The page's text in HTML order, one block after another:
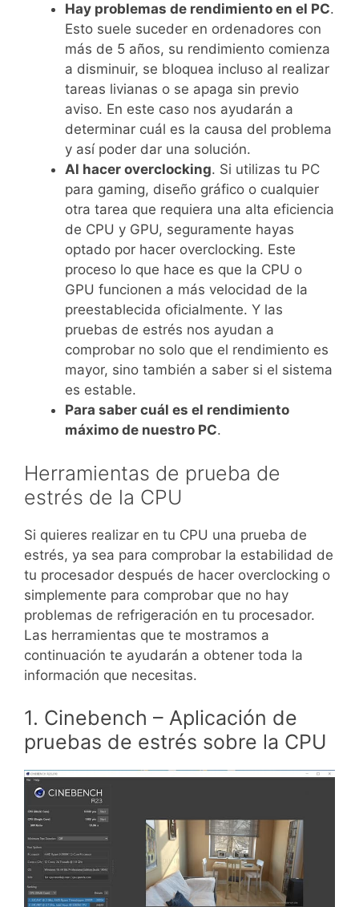
Hay problemas de rendimiento en el PC.
Esto suele suceder en ordenadores con
más de 5 años, su rendimiento comienza
a disminuir, se bloquea incluso al realizar
tareas livianas o se apaga sin previo
aviso. En este caso nos ayudarán a
determinar cuál es la causa del problema
y así poder dar una solución.
Al hacer overclocking. Si utilizas tu PC
para gaming, diseño gráfico o cualquier
otra tarea que requiera una alta eficiencia
de CPU y GPU, seguramente hayas
optado por hacer overclocking. Este
proceso lo que hace es que la CPU o
GPU funcionen a más velocidad de la
preestablecida oficialmente. Y las
pruebas de estrés nos ayudan a
comprobar no solo que el rendimiento es
mayor, sino también a saber si el sistema
es estable.
Para saber cuál es el rendimiento
máximo de nuestro PC.
Herramientas de prueba de
estrés de la CPU
Si quieres realizar en tu CPU una prueba de
estrés, ya sea para comprobar la estabilidad de
tu procesador después de hacer overclocking o
simplemente para comprobar que no hay
problemas de refrigeración en tu procesador.
Las herramientas que te mostramos a
continuación te ayudarán a obtener toda la
información que necesitas.
1. Cinebench – Aplicación de
pruebas de estrés sobre la CPU